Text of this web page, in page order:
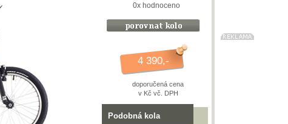
0xhodnoceno
4 390,-
doporučená cena
v Kč vč. DPH
Podobná kola